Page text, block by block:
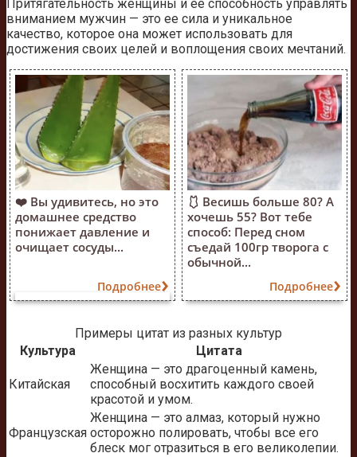
Притягательность женщины и ее способность управлять
вниманием мужчин — это ее сила и уникальное
качество, которое она может использовать для
достижения своих целей и воплощения своих мечтаний.
❤️ Вы удивитесь, но это
домашнее средство
понижает давление и
очищает сосуды...
Подробнее
🩱 Весишь больше 80? А
хочешь 55? Вот тебе
способ: Перед сном
съедай 100гр творога с
обычной...
Подробнее
Примеры цитат из разных культур
Культура
Цитата
Китайская
Женщина — это драгоценный камень,
способный восхитить каждого своей
красотой и умом.
Французская
Женщина — это алмаз, который нужно
осторожно полировать, чтобы все его
блеск мог отразиться в его великолепии.